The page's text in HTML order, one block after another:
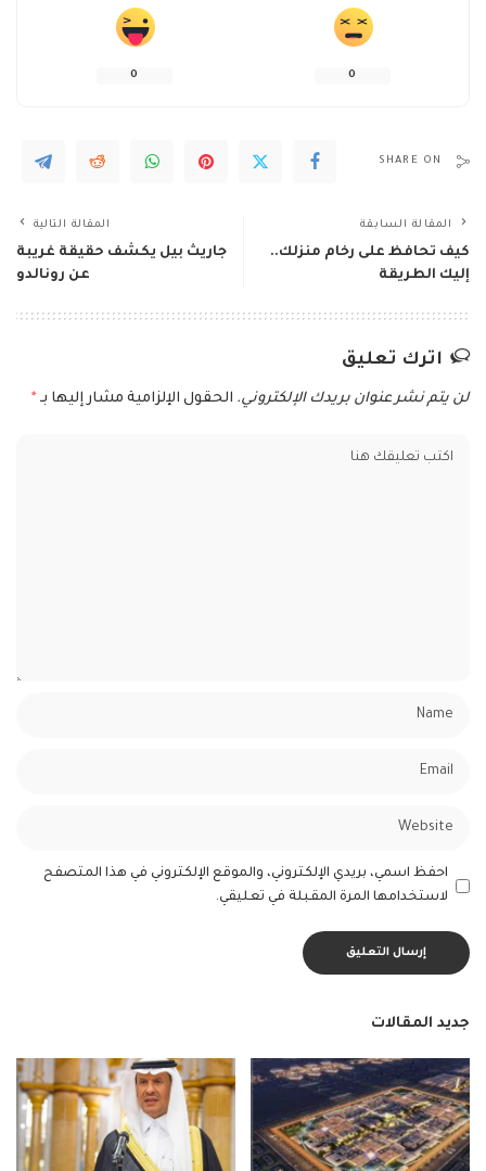
0
0
SHARE ON
المقالة السابقة
كيف تحافظ على رخام منزلك..
إليك الطريقة
المقالة التالية
جاريث بيل يكشف حقيقة غريبة
عن رونالدو
اترك تعليق
لن يتم نشر عنوان بريدك الإلكتروني. الحقول الإلزامية مشار إليها بـ *
احفظ اسمي، بريدي الإلكتروني، والموقع الإلكتروني في هذا المتصفح
لاستخدامها المرة المقبلة في تعليقي.
جديد المقالات